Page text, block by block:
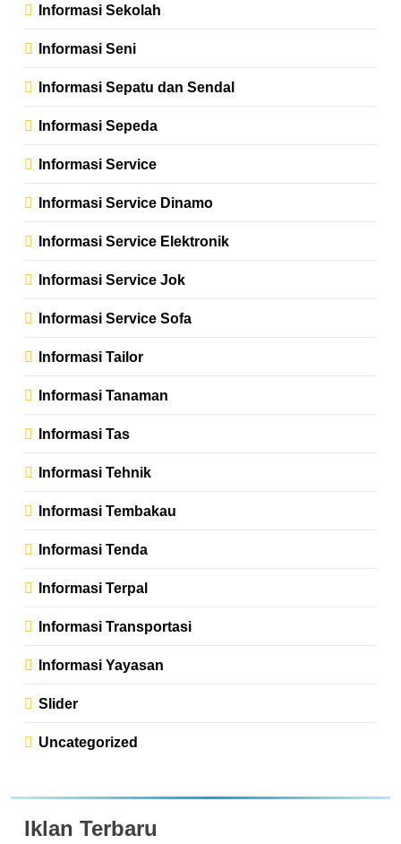
Informasi Sekolah
Informasi Seni
Informasi Sepatu dan Sendal
Informasi Sepeda
Informasi Service
Informasi Service Dinamo
Informasi Service Elektronik
Informasi Service Jok
Informasi Service Sofa
Informasi Tailor
Informasi Tanaman
Informasi Tas
Informasi Tehnik
Informasi Tembakau
Informasi Tenda
Informasi Terpal
Informasi Transportasi
Informasi Yayasan
Slider
Uncategorized
Iklan Terbaru